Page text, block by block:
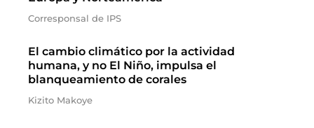
Corresponsal de IPS
El cambio climático por la actividad
humana, y no El Niño, impulsa el
blanqueamiento de corales
Kizito Makoye